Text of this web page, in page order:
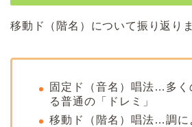
移動ド（階名）について振り返り
固定ド（音名）唱法…多く
る普通の「ドレミ」
移動ド（階名）唱法…調に